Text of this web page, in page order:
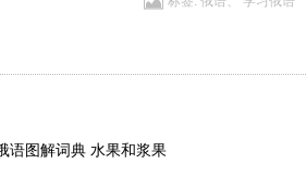
语图解词典 水果和浆果